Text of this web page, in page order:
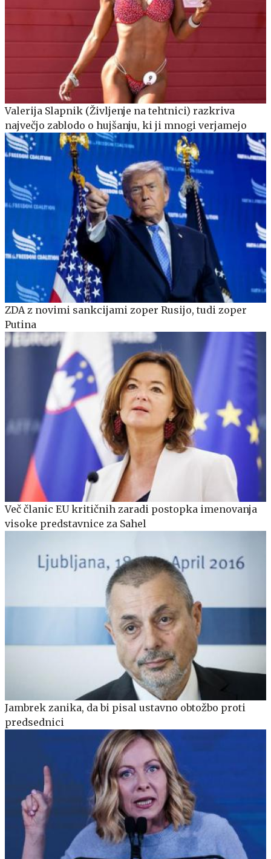
Valerija Slapnik (Življenje na tehtnici) razkriva
največjo zablodo o hujšanju, ki ji mnogi verjamejo
ZDA z novimi sankcijami zoper Rusijo, tudi zoper
Putina
Več članic EU kritičnih zaradi postopka imenovanja
visoke predstavnice za Sahel
Jambrek zanika, da bi pisal ustavno obtožbo proti
predsednici